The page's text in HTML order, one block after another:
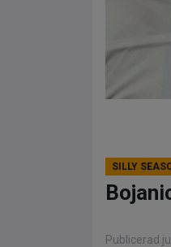
SILLY
Publicerad